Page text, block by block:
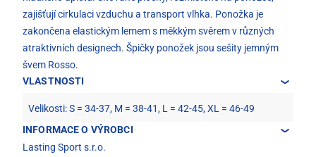
zajišťují cirkulaci vzduchu a transport vlhka. Ponožka je
zakončena elastickým lemem s měkkým svěrem v různých
atraktivních designech. Špičky ponožek jsou sešity jemným
švem Rosso.
VLASTNOSTI
Velikosti: S = 34-37, M = 38-41, L = 42-45, XL = 46-49
INFORMACE O VÝROBCI
Lasting Sport s.r.o.